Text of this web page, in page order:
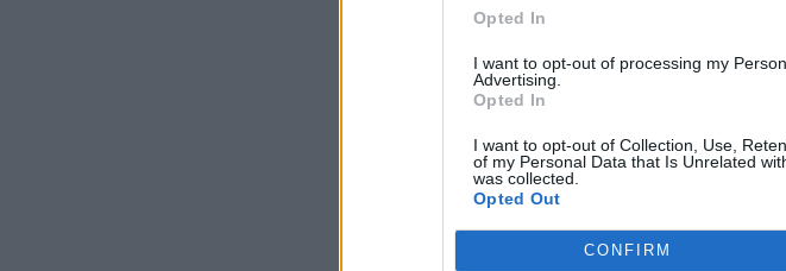
Opted In
I want to opt-out of processing my
Advertising.
Opted In
I want to opt-out of Collection, Use,
of my Personal Data that Is Unrelated
was collected.
Opted Out
CONFIRM